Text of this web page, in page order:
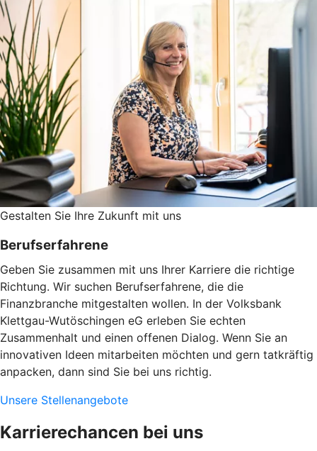
Gestalten Sie ­Ihre Zukunft mit uns
Berufserfahrene
Geben Sie zusammen mit uns Ihrer Karriere die richtige
Richtung. Wir suchen Berufserfahrene, die die
Finanzbranche mitgestalten wollen. In der Volksbank
Klettgau-Wutöschingen eG erleben Sie echten
Zusammenhalt und einen offenen Dialog. Wenn Sie an
innovativen Ideen mitarbeiten möchten und gern tatkräftig
anpacken, dann sind Sie bei uns richtig.
Unsere Stellenangebote
Karrierechancen bei uns